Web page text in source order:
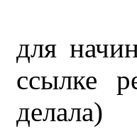
для
ссылке
делала)